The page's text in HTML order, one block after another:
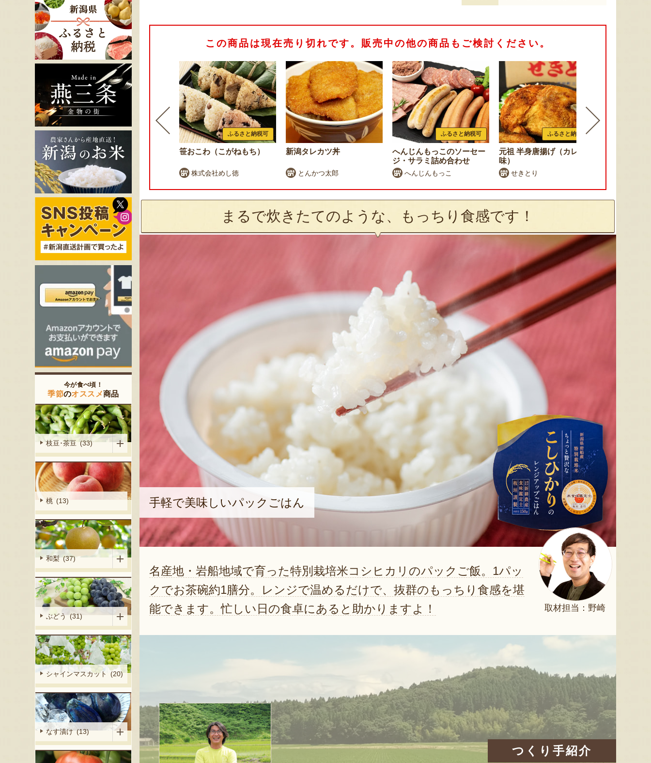
この商品は現在売り切れです。販売中の他の商品もご検討ください。
栃尾挟み油揚げセット
まめ工房 ぽっぽ
ふるさと納税可
笹おこわ（こがねもち）
株式会社めし徳
新潟タレカツ丼
とんかつ太郎
ふるさと納税可
へんじんもっこのソーセー
ジ・サラミ詰め合わせ
へんじんもっこ
ふるさと納税可
元祖 半身唐揚げ（カレー
味）
せきとり
まるで炊きたてのような、もっちり食感です！
手軽で美味しいパックごはん
取材担当：野崎
名産地・岩船地域で育った特別栽培米コシヒカリのパックご飯。1パッ
クでお茶碗約1膳分。レンジで温めるだけで、抜群のもっちり食感を堪
能できます。忙しい日の食卓にあると助かりますよ！
つくり手紹介
今が食べ頃！
季節のオススメ商品
枝豆･茶豆 (33)
桃 (13)
和梨 (37)
ぶどう (31)
シャインマスカット (20)
なす漬け (13)